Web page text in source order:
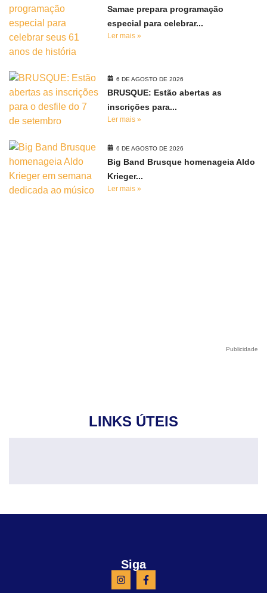
Samae prepara programação
especial para celebrar...
Ler mais »
6 DE AGOSTO DE 2026
BRUSQUE: Estão abertas as
inscrições para...
Ler mais »
6 DE AGOSTO DE 2026
Big Band Brusque homenageia Aldo
Krieger...
Ler mais »
Publicidade
LINKS ÚTEIS
Siga